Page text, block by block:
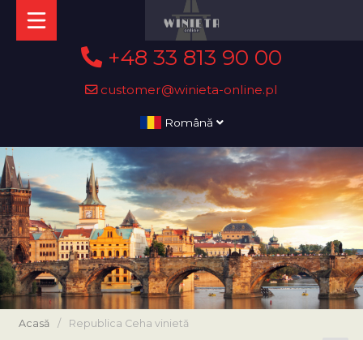
+48 33 813 90 00
customer@winieta-online.pl
Română
Acasă / Republica Ceha vinietă